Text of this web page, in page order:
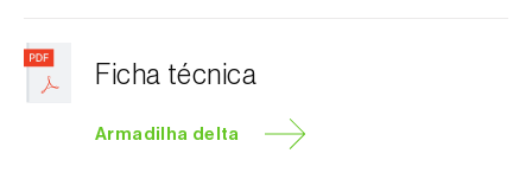
Ficha técnica
Armadilha delta